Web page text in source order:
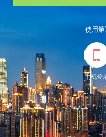
使用

手机登